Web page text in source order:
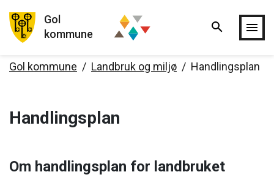
Hopp til hovedinnholdet
Gol
kommune
search menu
Gol kommune Landbruk og miljø Handlingsplan
Handlingsplan
Om handlingsplan for landbruket